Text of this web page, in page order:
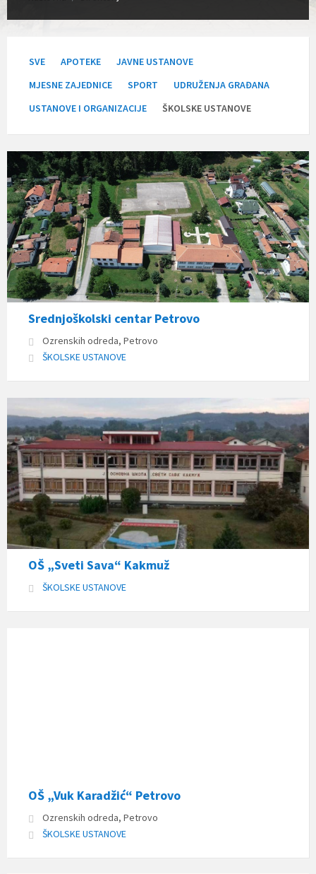
SVE APOTEKE
JAVNE USTANOVE
MJESNE ZAJEDNICE
SPORT
UDRUŽENJA GRAĐANA
USTANOVE I ORGANIZACIJE
ŠKOLSKE USTANOVE
Srednjoškolski centar Petrovo
Ozrenskih odreda, Petrovo
ŠKOLSKE USTANOVE
OŠ „Sveti Sava“ Kakmuž
ŠKOLSKE USTANOVE
OŠ „Vuk Karadžić“ Petrovo
Ozrenskih odreda, Petrovo
ŠKOLSKE USTANOVE